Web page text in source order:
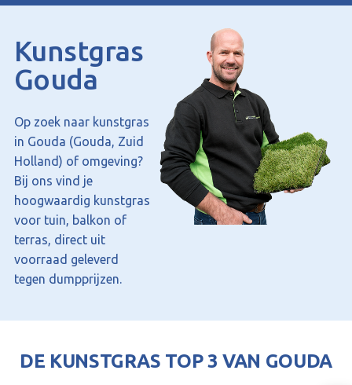
Kunstgras
Gouda
Op zoek naar kunstgras
in Gouda (Gouda, Zuid
Holland) of omgeving?
Bij ons vind je
hoogwaardig kunstgras
voor tuin, balkon of
terras, direct uit
voorraad geleverd
tegen dumpprijzen.
DE KUNSTGRAS TOP 3 VAN GOUDA